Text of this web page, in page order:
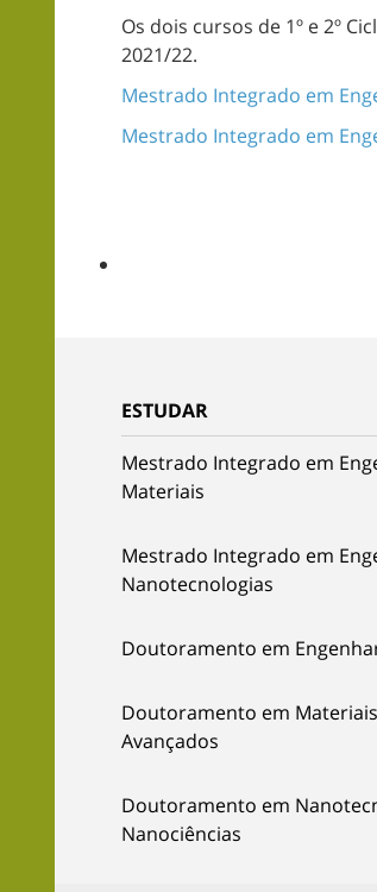
Os dois cursos de 1º e 2º
2021/22.
Mestrado Integrado em
Mestrado Integrado em
ESTUDAR
Mestrado Integrado em
Materiais
Mestrado Integrado em
Nanotecnologias
Doutoramento em
Doutoramento em
Avançados
Doutoramento em
Nanociências